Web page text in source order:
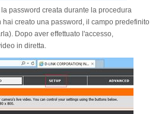
la password creata durante la procedura
creato una password, il campo predefinito
Dopo aver effettuato l'accesso,
in diretta.